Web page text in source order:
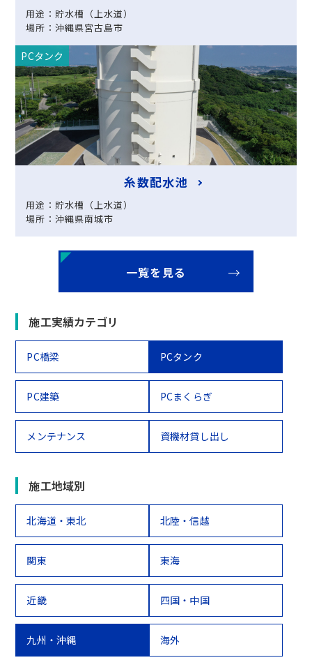
用途：貯水槽（上水道）
場所：沖縄県宮古島市
PCタンク
糸数配水池
用途：貯水槽（上水道）
場所：沖縄県南城市
一覧を見る
施工実績カテゴリ
PC橋梁 PCタンク
PC建築 PCまくらぎ
メンテナンス 資機材貸し出し
施工地域別
北海道・東北 北陸・信越
関東 東海
近畿 四国・中国
九州・沖縄 海外